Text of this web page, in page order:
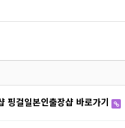
핑걸일본인출장샵 바로가기